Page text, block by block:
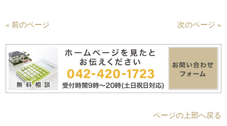
« 前のページ 次のページ »
ページの上部へ戻る